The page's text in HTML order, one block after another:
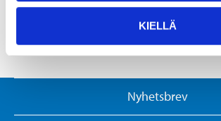
KIELLÄ
+45 70152152
Nyhetsbrev